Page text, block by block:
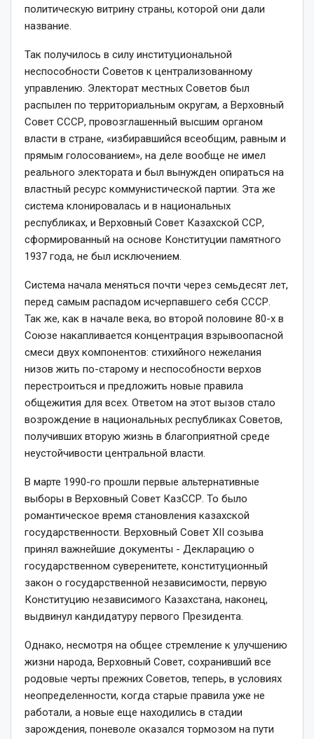
политическую витрину страны, которой они дали
название.
Так получилось в силу институциональной
неспособности Советов к централизованному
управлению. Электорат местных Советов был
распылен по территориальным округам, а Верховный
Совет СССР, провозглашенный высшим органом
власти в стране, «избиравшийся всеобщим, равным и
прямым голосованием», на деле вообще не имел
реального электората и был вынужден опираться на
властный ресурс коммунистической партии. Эта же
система клонировалась и в национальных
республиках, и Верховный Совет Казахской ССР,
сформированный на основе Конституции памятного
1937 года, не был исключением.
Система начала меняться поч­ти через семьдесят лет,
перед самым распадом исчерпавшего себя СССР.
Так же, как в начале века, во второй половине 80-­х в
Союзе накапливается концентрация взрывоопас­ной
смеси двух компонентов: стихийного нежелания
низов жить по-­старому и неспособности верхов
перестроиться и предложить новые правила
общежития для всех. Ответом на этот вызов стало
возрождение в национальных республиках Советов,
получивших вторую жизнь в благоприятной среде
неустойчивости центральной власти.
В марте 1990­-го прошли первые альтернативные
выборы в Верховный Совет КазССР. То было
романтическое время становления казахской
государственности. Верховный Совет XII созыва
принял важнейшие документы ­- Декларацию о
государственном суверенитете, конституционный
закон о государственной независимости, первую
Конституцию независимого Казахстана, наконец,
выдвинул кандидатуру первого Президента.
Однако, несмотря на общее стремление к улучшению
жизни народа, Верховный Совет, сохранивший все
родовые черты прежних Советов, теперь, в условиях
неопределенности, когда старые правила уже не
работали, а новые еще находились в стадии
зарождения, поневоле оказался тормозом на пути